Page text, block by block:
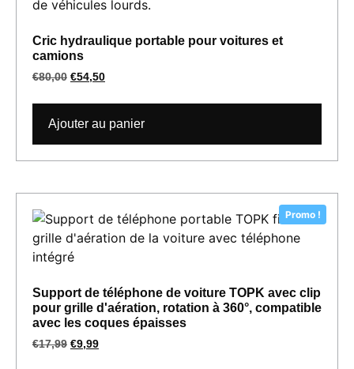
Cric hydraulique portable pour voitures et
camions
€80,00 €54,50
Ajouter au panier
Promo !
Support de téléphone de voiture TOPK avec clip
pour grille d'aération, rotation à 360°, compatible
avec les coques épaisses
€17,99 €9,99